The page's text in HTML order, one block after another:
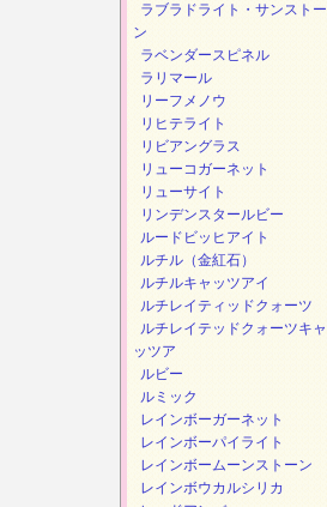
ラブラドライト・サンストー
ン
ラベンダースピネル
ラリマール
リーフメノウ
リヒテライト
リビアングラス
リューコガーネット
リューサイト
リンデンスタールビー
ルードビッヒアイト
ルチル（金紅石）
ルチルキャッツアイ
ルチレイティッドクォーツ
ルチレイテッドクォーツキャ
ッツア
ルビー
ルミック
レインボーガーネット
レインボーパイライト
レインボームーンストーン
レインボウカルシリカ